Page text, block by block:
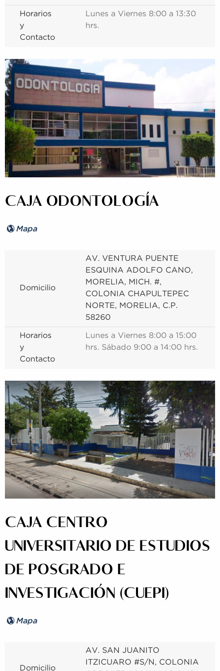
Horarios
y
Contacto
Lunes a Viernes 8:00 a 13:30
hrs.
CAJA ODONTOLOGÍA
Mapa
Domicilio
AV. VENTURA PUENTE
ESQUINA ADOLFO CANO,
MORELIA, MICH. #,
COLONIA CHAPULTEPEC
NORTE, MORELIA, C.P.
58260
Horarios
y
Contacto
Lunes a Viernes 8:00 a 15:00
hrs. Sábado 9:00 a 14:00 hrs.
CAJA CENTRO
UNIVERSITARIO DE ESTUDIOS
DE POSGRADO E
INVESTIGACIÓN (CUEPI)
Mapa
Domicilio
AV. SAN JUANITO
ITZICUARO #S/N, COLONIA